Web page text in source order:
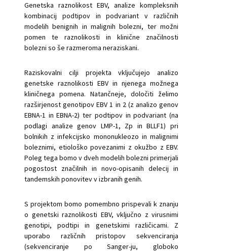
Genetska raznolikost EBV, analize kompleksnih
kombinacij podtipov in podvariant v različnih
modelih benignih in malignih bolezni, ter možni
pomen te raznolikosti in klinične značilnosti
bolezni so še razmeroma neraziskani.
Raziskovalni cilji projekta vključujejo analizo
genetske raznolikosti EBV in njenega možnega
kliničnega pomena. Natančneje, določiti želimo
razširjenost genotipov EBV 1 in 2 (z analizo genov
EBNA-1 in EBNA-2) ter podtipov in podvariant (na
podlagi analize genov LMP-1, Zp in BLLF1) pri
bolnikih z infekcijsko mononukleozo in malignimi
boleznimi, etiološko povezanimi z okužbo z EBV.
Poleg tega bomo v dveh modelih bolezni primerjali
pogostost značilnih in novo-opisanih delecij in
tandemskih ponovitev v izbranih genih.
S projektom bomo pomembno prispevali k znanju
o genetski raznolikosti EBV, vključno z virusnimi
genotipi, podtipi in genetskimi različicami. Z
uporabo različnih pristopov sekvenciranja
(sekvenciranje po Sanger-ju, globoko